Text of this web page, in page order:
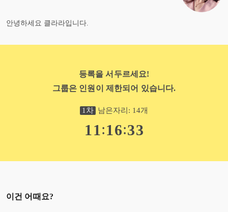
안녕하세요 클라라입니다.
등록을 서두르세요!
그룹은 인원이 제한되어 있습니다.
1 차 남은자리: 14개
1 1 :1 6:32
이건 어때요?